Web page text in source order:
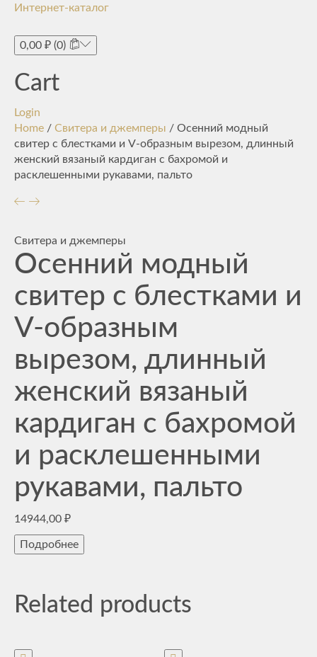
Интернет-каталог
0,00 ₽ (0)
Cart
Login
Home / Свитера и джемперы / Осенний модный
свитер с блестками и V-образным вырезом, длинный
женский вязаный кардиган с бахромой и
расклешенными рукавами, пальто
Свитера и джемперы
Осенний модный
свитер с блестками и
V-образным
вырезом, длинный
женский вязаный
кардиган с бахромой
и расклешенными
рукавами, пальто
14944,00 ₽
Подробнее
Related products